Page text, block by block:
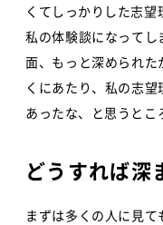
くてしっかりした志望
私の体験談になって
面、もっと深められ
くにあたり、私の志
あったな、と思うとこ
どうすれば深
まずは多くの人に見